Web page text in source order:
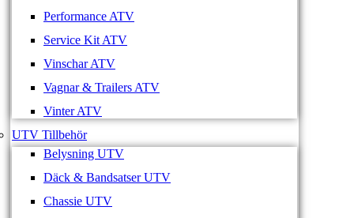
Performance ATV
Service Kit ATV
Vinschar ATV
Vagnar & Trailers ATV
Vinter ATV
UTV Tillbehör
Belysning UTV
Däck & Bandsatser UTV
Chassie UTV